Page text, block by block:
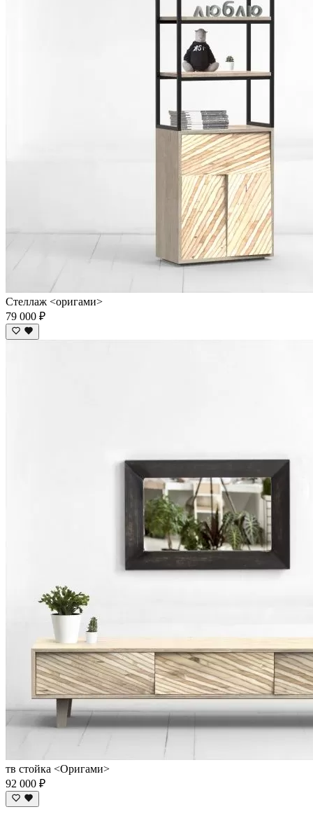
Стеллаж <оригами>
79 000 ₽
тв стойка <Оригами>
92 000 ₽